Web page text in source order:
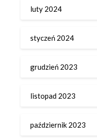
luty 2024
styczeń 2024
grudzień 2023
listopad 2023
październik 2023